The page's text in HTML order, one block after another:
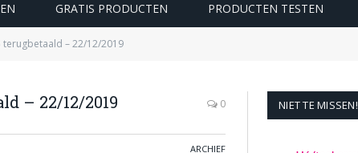
GRATIS PRODUCTEN PRODUCTEN TESTEN
terugbetaald – 22/12/2019
– 22/12/2019 0
ARCHIEF
NIET TE MISSEN!